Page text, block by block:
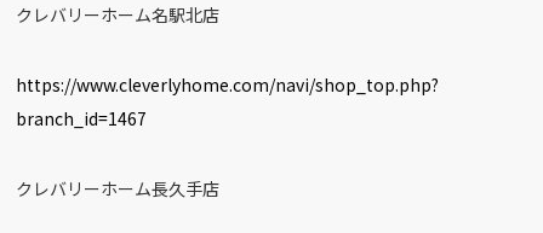
クレバリーホーム名駅北店
https://www.cleverlyhome.com/navi/shop_top.php?
branch_id=1467
クレバリーホーム長久手店